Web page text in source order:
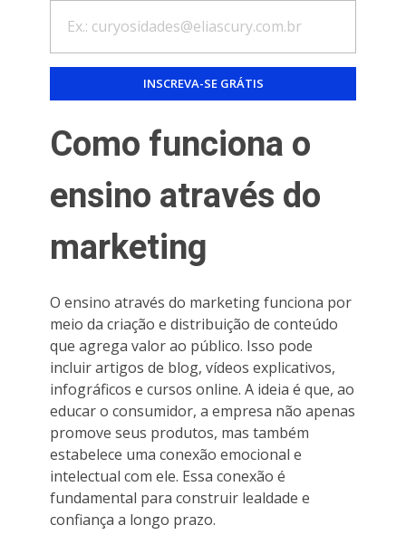
Como funciona o
ensino através do
marketing
O ensino através do marketing funciona por
meio da criação e distribuição de conteúdo
que agrega valor ao público. Isso pode
incluir artigos de blog, vídeos explicativos,
infográficos e cursos online. A ideia é que, ao
educar o consumidor, a empresa não apenas
promove seus produtos, mas também
estabelece uma conexão emocional e
intelectual com ele. Essa conexão é
fundamental para construir lealdade e
confiança a longo prazo.